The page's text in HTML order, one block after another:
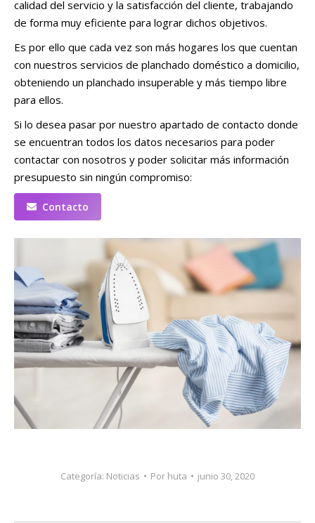
calidad del servicio y la satisfacción del cliente, trabajando
de forma muy eficiente para lograr dichos objetivos.
Es por ello que cada vez son más hogares los que cuentan
con nuestros servicios de planchado doméstico a domicilio,
obteniendo un planchado insuperable y más tiempo libre
para ellos.
Si lo desea pasar por nuestro apartado de contacto donde
se encuentran todos los datos necesarios para poder
contactar con nosotros y poder solicitar más información
presupuesto sin ningún compromiso:
Contacto
Categoría: Noticias Por huta junio 30, 2020